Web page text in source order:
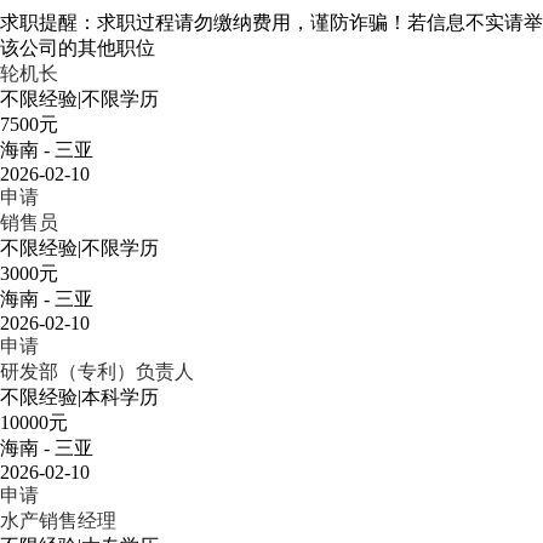
求职提醒：求职过程请勿缴纳费用，谨防诈骗！若信息不实请
该公司的其他职位
轮机长
不限经验|不限学历
7500元
海南 - 三亚
2026-02-10
申请
销售员
不限经验|不限学历
3000元
海南 - 三亚
2026-02-10
申请
研发部（专利）负责人
不限经验|本科学历
10000元
海南 - 三亚
2026-02-10
申请
水产销售经理